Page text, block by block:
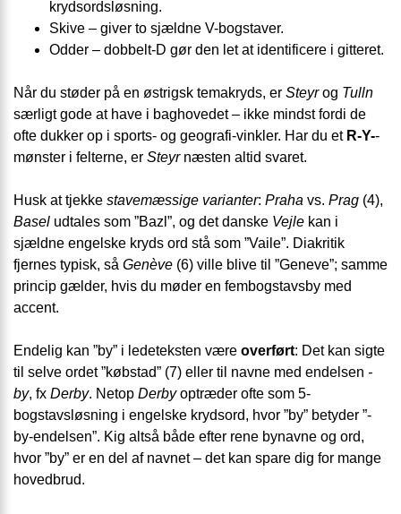
krydsordsløsning.
Skive – giver to sjældne V-bogstaver.
Odder – dobbelt-D gør den let at identificere i gitteret.
Når du støder på en østrigsk temakryds, er Steyrog Tulln
særligt gode at have i baghovedet – ikke mindst fordi de
ofte dukker op i sports- og geografi-vinkler. Har du et R-Y--
mønster i felterne, er Steyrnæsten altid svaret.
Husk at tjekke stavemæssige varianter: Praha vs. Prag (4),
Basel udtales som ”Bazl”, og det danske Vejle kan i
sjældne engelske kryds ord stå som ”Vaile”. Diakritik
fjernes typisk, så Genève (6) ville blive til ”Geneve”; samme
princip gælder, hvis du møder en fembogstavsby med
accent.
Endelig kan ”by” i ledeteksten være overført: Det kan sigte
til selve ordet ”købstad” (7) eller til navne med endelsen -
by, fx Derby. Netop Derbyoptræder ofte som 5-
bogstavsløsning i engelske krydsord, hvor ”by” betyder ”-
by-endelsen”. Kig altså både efter rene bynavne og ord,
hvor ”by” er en del af navnet – det kan spare dig for mange
hovedbrud.